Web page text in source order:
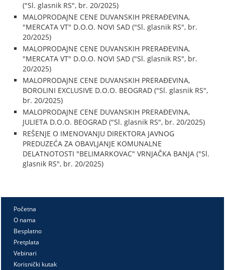
("Sl. glasnik RS", br. 20/2025)
MALOPRODAJNE CENE DUVANSKIH PRERAĐEVINA,
"MERCATA VT" D.O.O. NOVI SAD ("Sl. glasnik RS", br.
20/2025)
MALOPRODAJNE CENE DUVANSKIH PRERAĐEVINA,
"MERCATA VT" D.O.O. NOVI SAD ("Sl. glasnik RS", br.
20/2025)
MALOPRODAJNE CENE DUVANSKIH PRERAĐEVINA,
BOROLINI EXCLUSIVE D.O.O. BEOGRAD ("Sl. glasnik RS",
br. 20/2025)
MALOPRODAJNE CENE DUVANSKIH PRERAĐEVINA,
JULIETA D.O.O. BEOGRAD ("Sl. glasnik RS", br. 20/2025)
REŠENJE O IMENOVANJU DIREKTORA JAVNOG
PREDUZEĆA ZA OBAVLJANJE KOMUNALNE
DELATNOTOSTI "BELIMARKOVAC" VRNJAČKA BANJA ("Sl.
glasnik RS", br. 20/2025)
Početna
O nama
Besplatno
Pretplata
Vebinari
Korisnički kutak